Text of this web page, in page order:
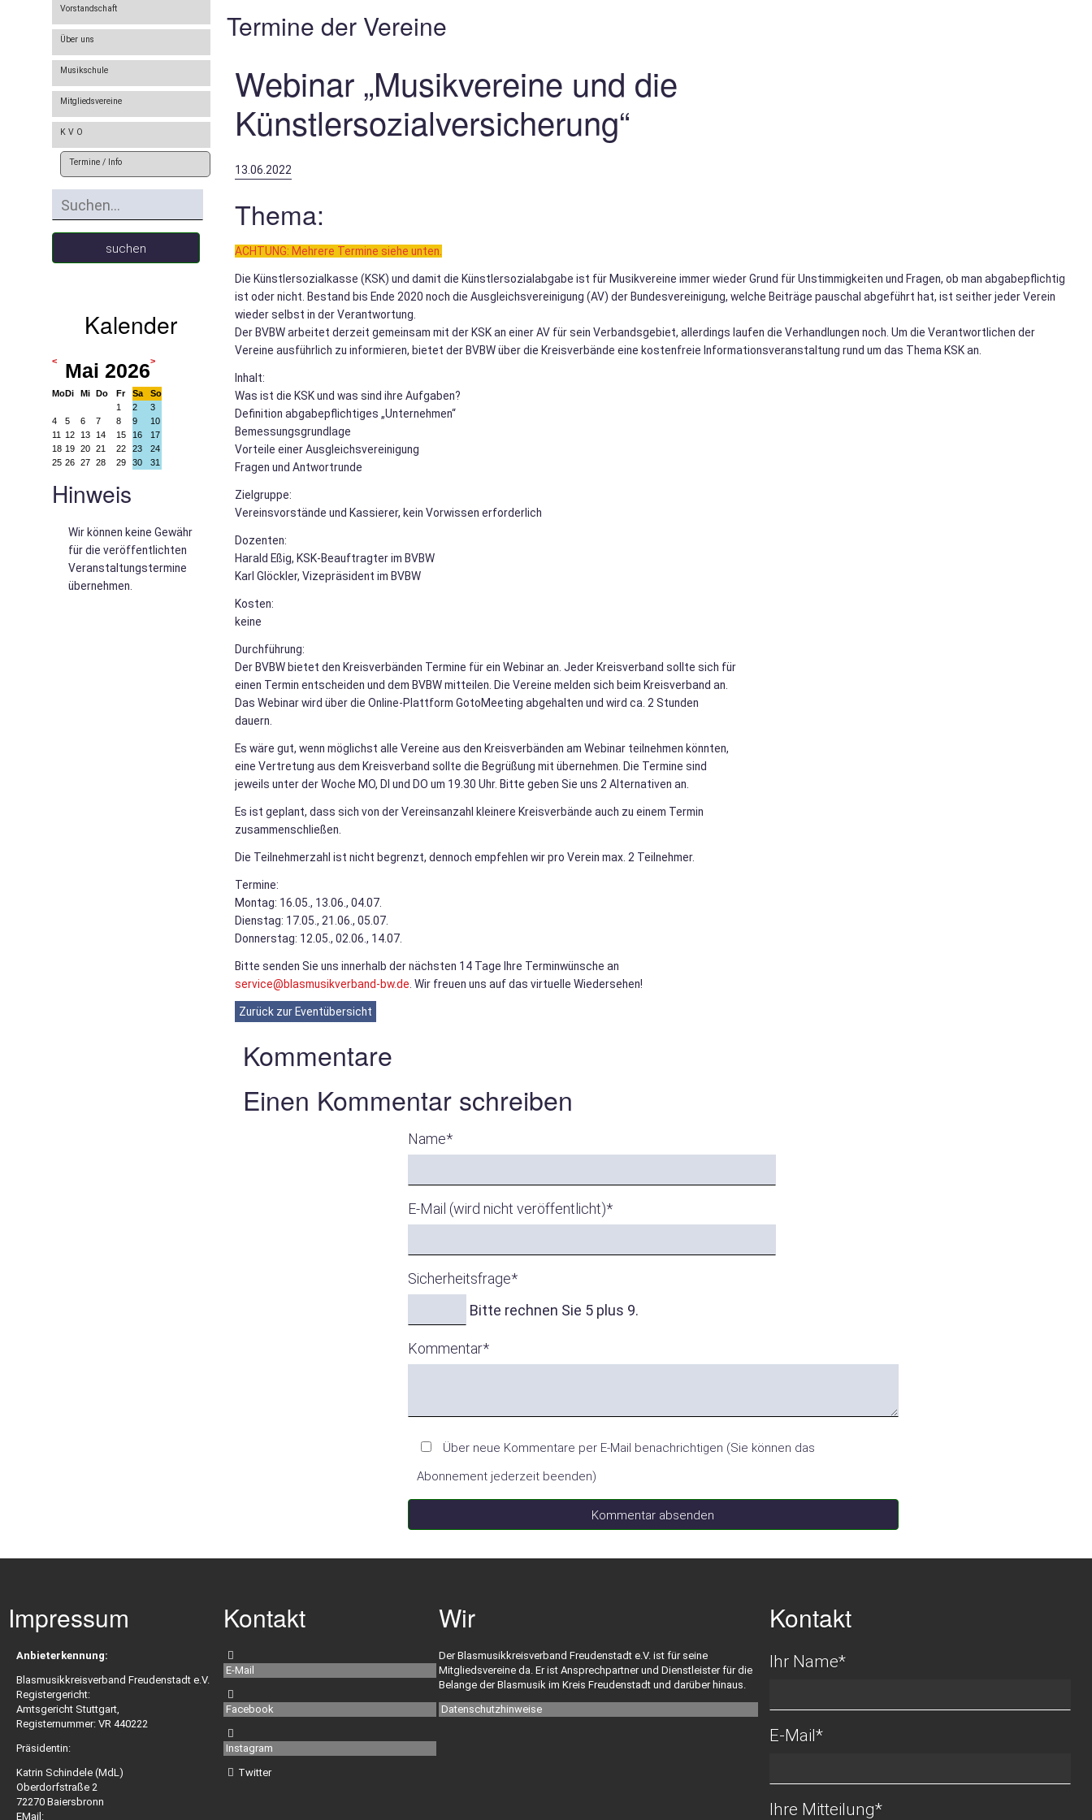
Termine der Vereine
Webinar „Musikvereine und die
Künstlersozialversicherung“
13.06.2022
Thema:
ACHTUNG: Mehrere Termine siehe unten.
Die Künstlersozialkasse (KSK) und damit die Künstlersozialabgabe ist für Musikvereine immer wieder Grund für Unstimmigkeiten und Fragen, ob man abgabepflichtig
ist oder nicht. Bestand bis Ende 2020 noch die Ausgleichsvereinigung (AV) der Bundesvereinigung, welche Beiträge pauschal abgeführt hat, ist seither jeder Verein
wieder selbst in der Verantwortung.
Der BVBW arbeitet derzeit gemeinsam mit der KSK an einer AV für sein Verbandsgebiet, allerdings laufen die Verhandlungen noch. Um die Verantwortlichen der
Vereine ausführlich zu informieren, bietet der BVBW über die Kreisverbände eine kostenfreie Informationsveranstaltung rund um das Thema KSK an.
Inhalt:
Was ist die KSK und was sind ihre Aufgaben?
Definition abgabepflichtiges „Unternehmen“
Bemessungsgrundlage
Vorteile einer Ausgleichsvereinigung
Fragen und Antwortrunde
Zielgruppe:
Vereinsvorstände und Kassierer, kein Vorwissen erforderlich
Dozenten:
Harald Eßig, KSK-Beauftragter im BVBW
Karl Glöckler, Vizepräsident im BVBW
Kosten:
keine
Durchführung:
Der BVBW bietet den Kreisverbänden Termine für ein Webinar an. Jeder Kreisverband sollte sich für
einen Termin entscheiden und dem BVBW mitteilen. Die Vereine melden sich beim Kreisverband an.
Das Webinar wird über die Online-Plattform GotoMeeting abgehalten und wird ca. 2 Stunden
dauern.
Es wäre gut, wenn möglichst alle Vereine aus den Kreisverbänden am Webinar teilnehmen könnten,
eine Vertretung aus dem Kreisverband sollte die Begrüßung mit übernehmen. Die Termine sind
jeweils unter der Woche MO, DI und DO um 19.30 Uhr. Bitte geben Sie uns 2 Alternativen an.
Es ist geplant, dass sich von der Vereinsanzahl kleinere Kreisverbände auch zu einem Termin
zusammenschließen.
Die Teilnehmerzahl ist nicht begrenzt, dennoch empfehlen wir pro Verein max. 2 Teilnehmer.
Termine:
Montag: 16.05., 13.06., 04.07.
Dienstag: 17.05., 21.06., 05.07.
Donnerstag: 12.05., 02.06., 14.07.
Bitte senden Sie uns innerhalb der nächsten 14 Tage Ihre Terminwünsche an
service@blasmusikverband-bw.de . Wir freuen uns auf das virtuelle Wiedersehen!
Zurück zur Eventübersicht
Kommentare
Einen Kommentar schreiben
Name*
E-Mail (wird nicht veröffentlicht)*
Sicherheitsfrage*
Bitte rechnen Sie 5 plus 9.
Kommentar*
Über neue Kommentare per E-Mail benachrichtigen (Sie können das
Abonnement jederzeit beenden)
Kommentar absenden
Vorstandschaft
Über uns
Musikschule
Mitgliedsvereine
K V O
Termine / Info
suchen
Kalender
< Mai 2026>
MoDi Mi Do Fr Sa
So
1
2
3
4
5 6 7 8 9
10
11
12 13 14 15 16
17
18 19 20 21 22 23
24
25 26 27 28 29 30 31
Hinweis
Wir können keine Gewähr
für die veröffentlichten
Veranstaltungstermine
übernehmen.
Impressum
Anbieterkennung:
Blasmusikkreisverband Freudenstadt e.V.
Registergericht:
Amtsgericht Stuttgart,
Registernummer: VR 440222
Präsidentin:
Katrin Schindele (MdL)
Oberdorfstraße 2
72270 Baiersbronn
EMail:
Kontakt
E-Mail
Facebook
Instagram
Twitter
Wir
Der Blasmusikkreisverband Freudenstadt e.V. ist für seine
Mitgliedsvereine da. Er ist Ansprechpartner und Dienstleister für die
Belange der Blasmusik im Kreis Freudenstadt und darüber hinaus.
Datenschutzhinweise
Kontakt
Ihr Name*
E-Mail*
Ihre Mitteilung*